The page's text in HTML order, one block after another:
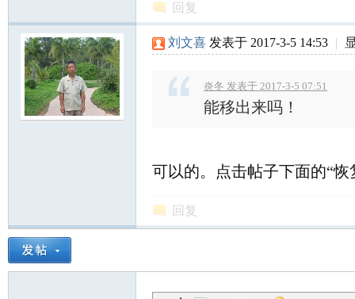
回复
刘文喜 发表于 2017-3-5 14:53 |
炎冬 发表于 2017-3-5 07:51
能移出来吗！
可以的。点击帖子下面的“
回复